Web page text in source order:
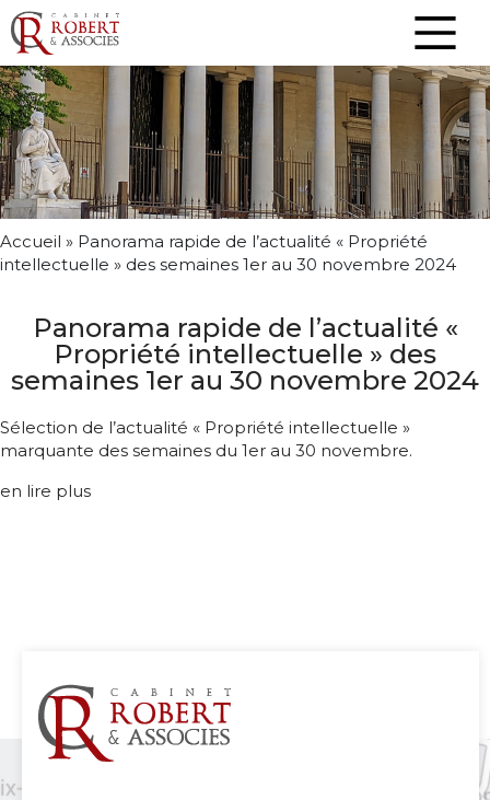
Accueil » Panorama rapide de l’actualité « Propriété
intellectuelle » des semaines 1er au 30 novembre 2024
Panorama rapide de l’actualité «
Propriété intellectuelle » des
semaines 1er au 30 novembre 2024
Sélection de l’actualité « Propriété intellectuelle »
marquante des semaines du 1er au 30 novembre.
en lire plus